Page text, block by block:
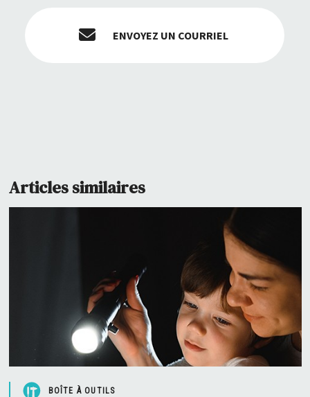
ENVOYEZ UN COURRIEL
Articles similaires
BOÎTE À OUTILS